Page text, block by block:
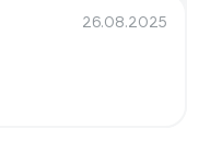
26.08.2025